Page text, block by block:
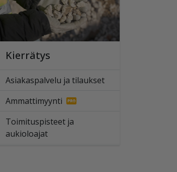
Kierrätys
Asiakaspalvelu ja tilaukset
Ammattimyynti
Toimituspisteet ja
aukioloajat